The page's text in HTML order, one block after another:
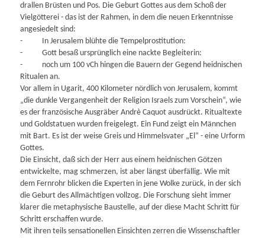
drallen Brüsten und Pos. Die Geburt Gottes aus dem Schoß der
Vielgötterei - das ist der Rahmen, in dem die neuen Erkenntnisse
angesiedelt sind:
- In Jerusalem blühte die Tempelprostitution:
- Gott besaß ursprünglich eine nackte Begleiterin:
- noch um 100 vCh hingen die Bauern der Gegend heidnischen
Ritualen an.
Vor allem in Ugarit, 400 Kilometer nördlich von Jerusalem, kommt
„die dunkle Vergangenheit der Religion Israels zum Vorschein“, wie
es der französische Ausgräber Andrè Caquot ausdrückt. Ritualtexte
und Goldstatuen wurden freigelegt. Ein Fund zeigt ein Männchen
mit Bart. Es ist der weise Greis und Himmelsvater „El“ - eine Urform
Gottes.
Die Einsicht, daß sich der Herr aus einem heidnischen Götzen
entwickelte, mag schmerzen, ist aber längst überfällig. Wie mit
dem Fernrohr blicken die Experten in jene Wolke zurück, in der sich
die Geburt des Allmächtigen vollzog. Die Forschung sieht immer
klarer die metaphysische Baustelle, auf der diese Macht Schritt für
Schritt erschaffen wurde.
Mit ihren teils sensationellen Einsichten zerren die Wissenschaftler